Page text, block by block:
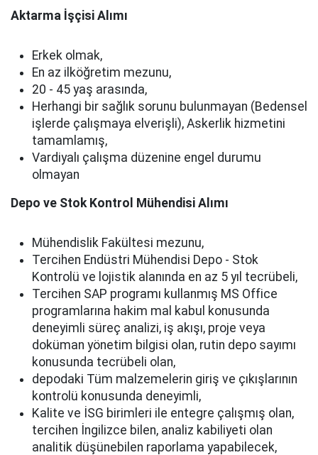
Aktarma İşçisi Alımı
Erkek olmak,
En az ilköğretim mezunu,
20 - 45 yaş arasında,
Herhangi bir sağlık sorunu bulunmayan (Bedensel
işlerde çalışmaya elverişli), Askerlik hizmetini
tamamlamış,
Vardiyalı çalışma düzenine engel durumu
olmayan
Depo ve Stok Kontrol Mühendisi Alımı
Mühendislik Fakültesi mezunu,
Tercihen Endüstri Mühendisi Depo - Stok
Kontrolü ve lojistik alanında en az 5 yıl tecrübeli,
Tercihen SAP programı kullanmış MS Office
programlarına hakim mal kabul konusunda
deneyimli süreç analizi, iş akışı, proje veya
doküman yönetim bilgisi olan, rutin depo sayımı
konusunda tecrübeli olan,
depodaki Tüm malzemelerin giriş ve çıkışlarının
kontrolü konusunda deneyimli,
Kalite ve İSG birimleri ile entegre çalışmış olan,
tercihen İngilizce bilen, analiz kabiliyeti olan
analitik düşünebilen raporlama yapabilecek,